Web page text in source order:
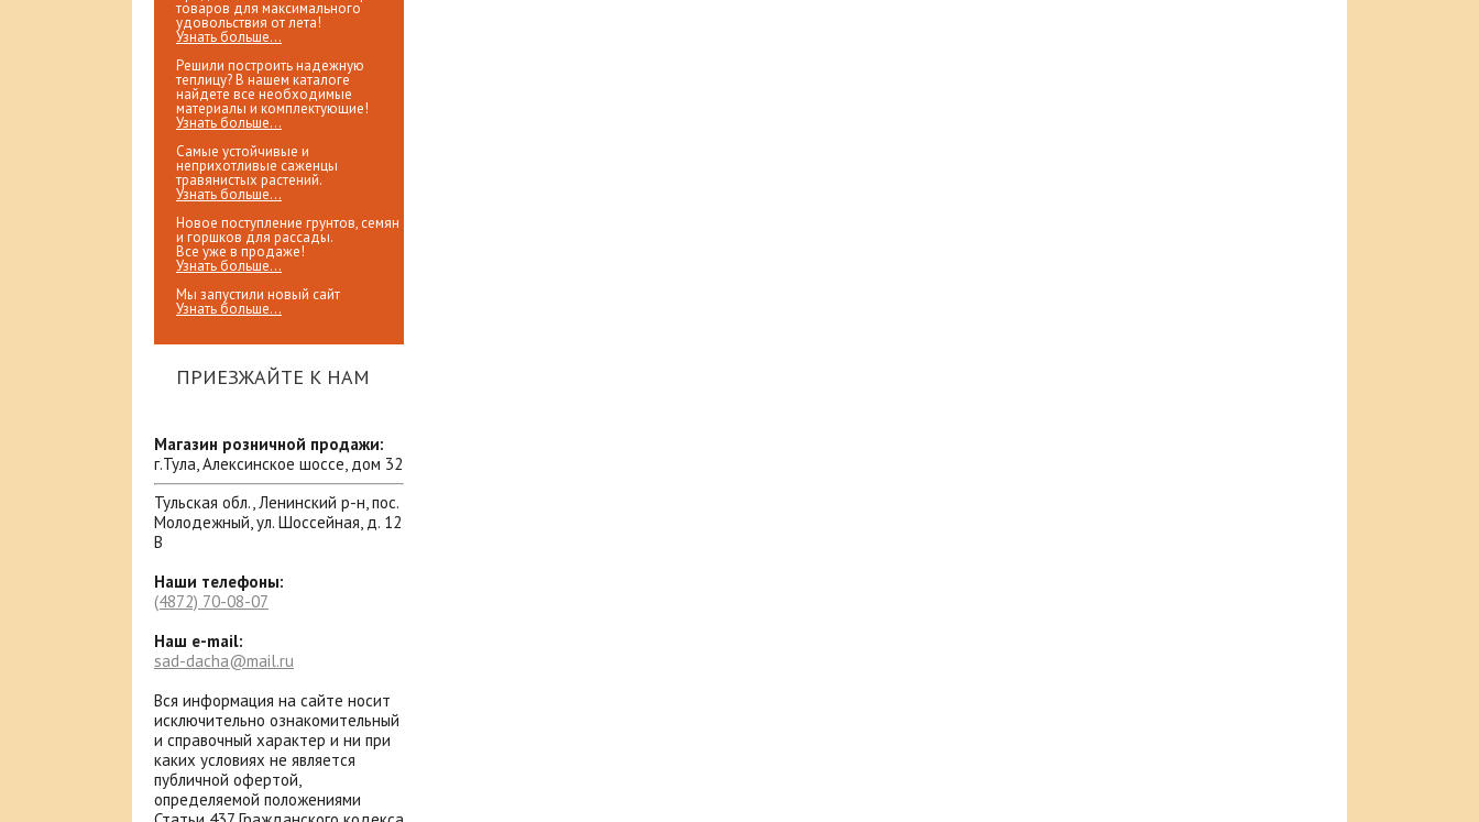
товаров для максимального
удовольствия от лета!
Узнать больше...
Решили построить надежную
теплицу? В нашем каталоге
найдете все необходимые
материалы и комплектующие!
Узнать больше...
Самые устойчивые и
неприхотливые саженцы
травянистых растений.
Узнать больше...
Новое поступление грунтов, семян
и горшков для рассады.
Все уже в продаже!
Узнать больше...
Мы запустили новый сайт
Узнать больше...
ПРИЕЗЖАЙТЕ К НАМ
Магазин розничной продажи:
г.Тула, Алексинское шоссе, дом 32
Тульская обл., Ленинский р-н, пос.
Молодежный, ул. Шоссейная, д. 12
В
Наши телефоны:
(4872) 70-08-07
Наш e-mail:
sad-dacha@mail.ru
Вся информация на сайте носит
исключительно ознакомительный
и справочный характер и ни при
каких условиях не является
публичной офертой,
определяемой положениями